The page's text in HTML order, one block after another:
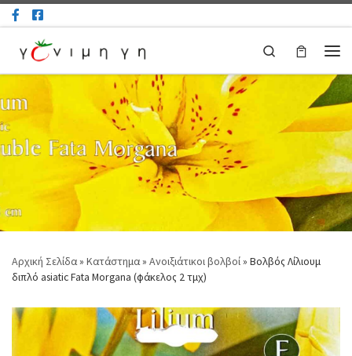
Μετάβαση στο περιεχόμενο
Search
Αρχική Σελίδα» Κατάστημα» Ανοιξιάτικοι βολβοί» Βολβός Λίλιουμ
διπλό asiatic Fata Morgana (φάκελος 2 τμχ)